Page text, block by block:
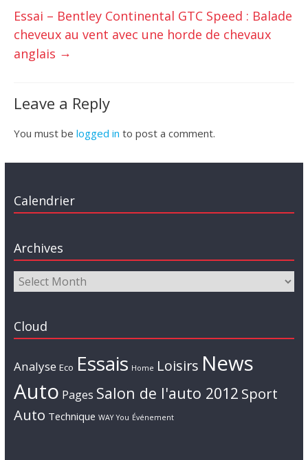
Essai – Bentley Continental GTC Speed : Balade
cheveux au vent avec une horde de chevaux
anglais →
Leave a Reply
You must be logged in to post a comment.
Calendrier
Archives
Cloud
Analyse Eco Essais Home Loisirs News
Auto Pages Salon de l'auto 2012 Sport
Auto Technique WAY You Événement